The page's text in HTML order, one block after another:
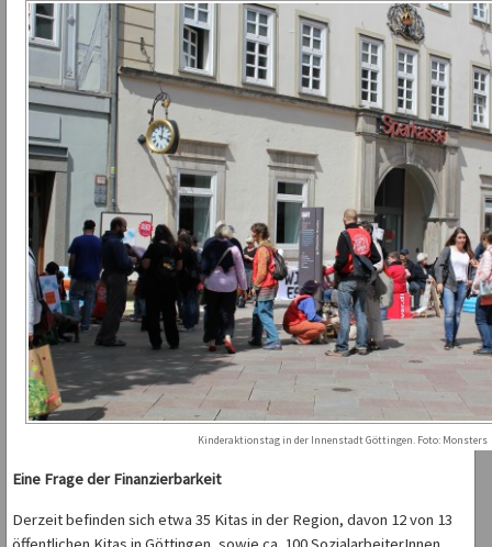
Kinderaktionstag in der Innenstadt Göttingen. Foto: Monsters
Eine Frage der Finanzierbarkeit
Derzeit befinden sich etwa 35 Kitas in der Region, davon 12 von 13